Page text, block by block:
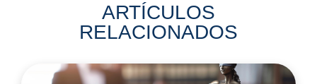
ARTÍCULOS
RELACIONADOS